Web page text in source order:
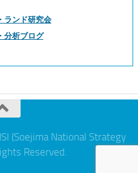
ランド研究会
分析ブログ
(Soejima National Strategy
Reserved.